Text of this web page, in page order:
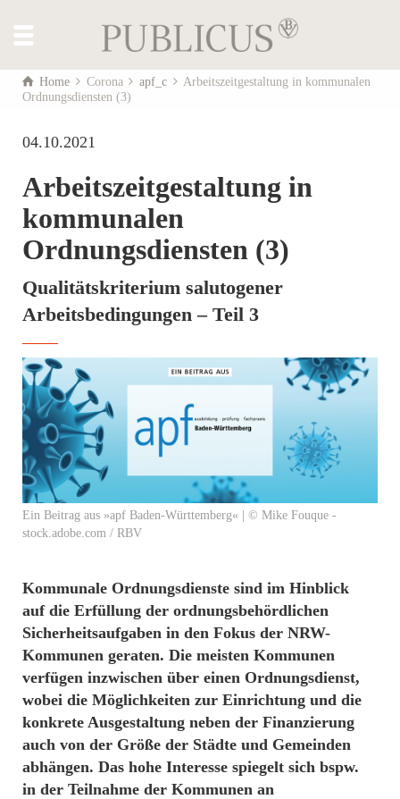
Home Corona apf_c
Arbeitszeitgestaltung in kommunalen
Ordnungsdiensten (3)
04.10.2021
Arbeitszeitgestaltung in
kommunalen
Ordnungsdiensten (3)
Qualitätskriterium salutogener
Arbeitsbedingungen – Teil 3
Ein Beitrag aus »apf Baden-Württemberg« | © Mike Fouque -
stock.adobe.com / RBV
Kommunale Ordnungsdienste sind im Hinblick
auf die Erfüllung der ordnungsbehördlichen
Sicherheitsaufgaben in den Fokus der NRW-
Kommunen geraten. Die meisten Kommunen
verfügen inzwischen über einen Ordnungsdienst,
wobei die Möglichkeiten zur Einrichtung und die
konkrete Ausgestaltung neben der Finanzierung
auch von der Größe der Städte und Gemeinden
abhängen. Das hohe Interesse spiegelt sich bspw.
in der Teilnahme der Kommunen an